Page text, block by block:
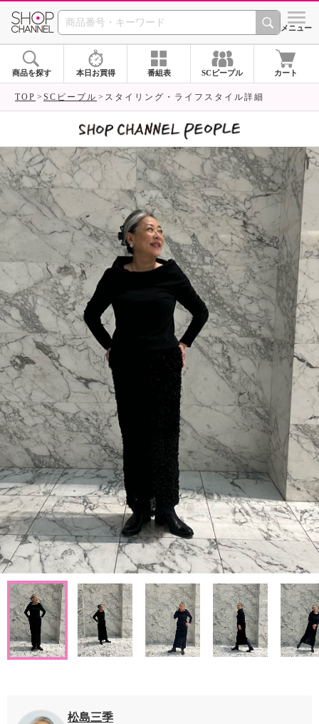
SHOP CHANNEL シメニュー
商品を探す 本日お買得 番組表 SCピープル カート
TOP SCピープル スタイリング・ライフスタイル詳細
松島三季